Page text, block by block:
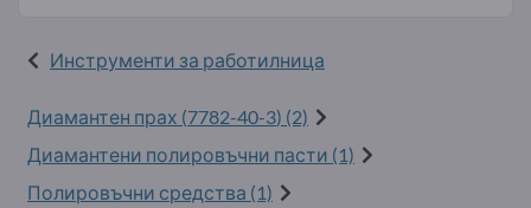
Инструменти за работилница
Диамантен прах (7782-40-3) (2)
Диамантени полировъчни пасти (1)
Полировъчни средства (1)